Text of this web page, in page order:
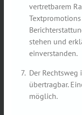
vertretbarem
stehen und
einverstanden.
Der
übertragbar.
möglich.